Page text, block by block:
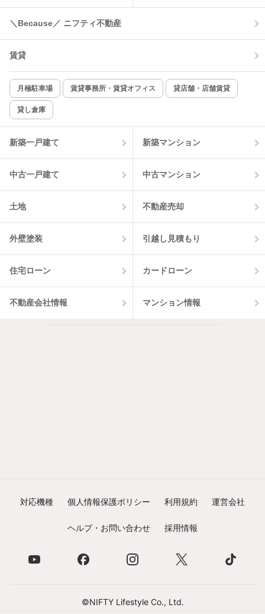
＼Because／ ニフティ不動産
賃貸
月極駐車場 賃貸事務所・賃貸オフィス 貸店舗・店舗賃貸
貸し倉庫
新築一戸建て 新築マンション
中古一戸建て 中古マンション
土地 不動産売却
外壁塗装 引越し見積もり
住宅ローン カードローン
不動産会社情報 マンション情報
対応機種 個人情報保護ポリシー 利用規約 運営会社
ヘルプ・お問い合わせ 採用情報
©NIFTY Lifestyle Co., Ltd.